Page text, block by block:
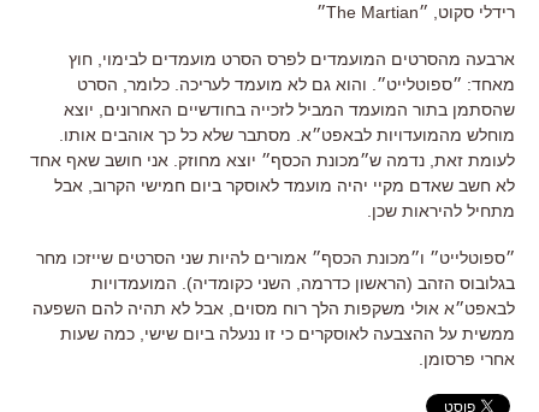
רידלי סקוט, ״The Martian״
ארבעה מהסרטים המועמדים לפרס הסרט מועמדים לבימוי, חוץ
מאחד: ״ספוטלייט״. והוא גם לא מועמד לעריכה. כלומר, הסרט
שהסתמן בתור המועמד המביל לזכייה בחודשיים האחרונים, יוצא
מוחלש מהמועדויות לבאפט״א. מסתבר שלא כל כך אוהבים אותו.
לעומת זאת, נדמה ש״מכונת הכסף״ יוצא מחוזק. אני חושב שאף אחד
לא חשב שאדם מקיי יהיה מועמד לאוסקר ביום חמישי הקרוב, אבל
מתחיל להיראות שכן.
״ספוטלייט״ ו״מכונת הכסף״ אמורים להיות שני הסרטים שייזכו מחר
בגלובוס הזהב (הראשון כדרמה, השני כקומדיה). המועמדויות
לבאפט״א אולי משקפות הלך רוח מסוים, אבל לא תהיה להם השפעה
ממשית על ההצבעה לאוסקרים כי זו ננעלה ביום שישי, כמה שעות
אחרי פרסומן.